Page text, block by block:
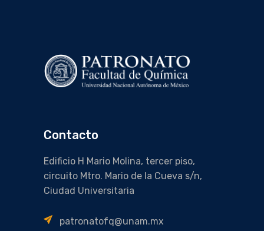
Contacto
Edificio H Mario Molina, tercer piso,
circuito Mtro. Mario de la Cueva s/n,
Ciudad Universitaria
patronatofq@unam.mx